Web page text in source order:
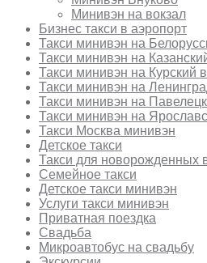
Минивэн на вокзал
Бизнес такси в аэропорт
Такси минивэн на
Такси минивэн на
Такси минивэн на Курский
Такси минивэн на
Такси минивэн на
Такси минивэн на
Такси Москва минивэн
Детское такси
Такси для новорожденных
Семейное такси
Детское такси минивэн
Услуги такси минивэн
Приватная поездка
Свадьба
Микроавтобус на свадьбу